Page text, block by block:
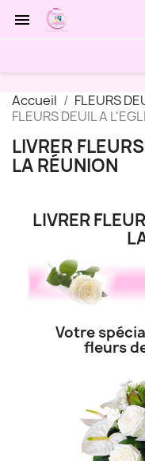

Accueil FLEURS
FLEURS DEUIL A
LIVRER
LA RÉUNION
LIVRER
Votre
fleurs